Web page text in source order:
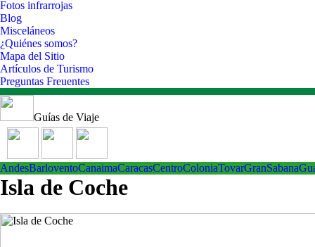
Fotos infrarrojas
Blog
Misceláneos
¿Quiénes somos?
Mapa del Sitio
Artículos de Turismo
Preguntas Freuentes
Guías de Viaje
AndesBarloventoCanaimaCaracasCentroColoniaTovarGranSabana
Isla de Coche